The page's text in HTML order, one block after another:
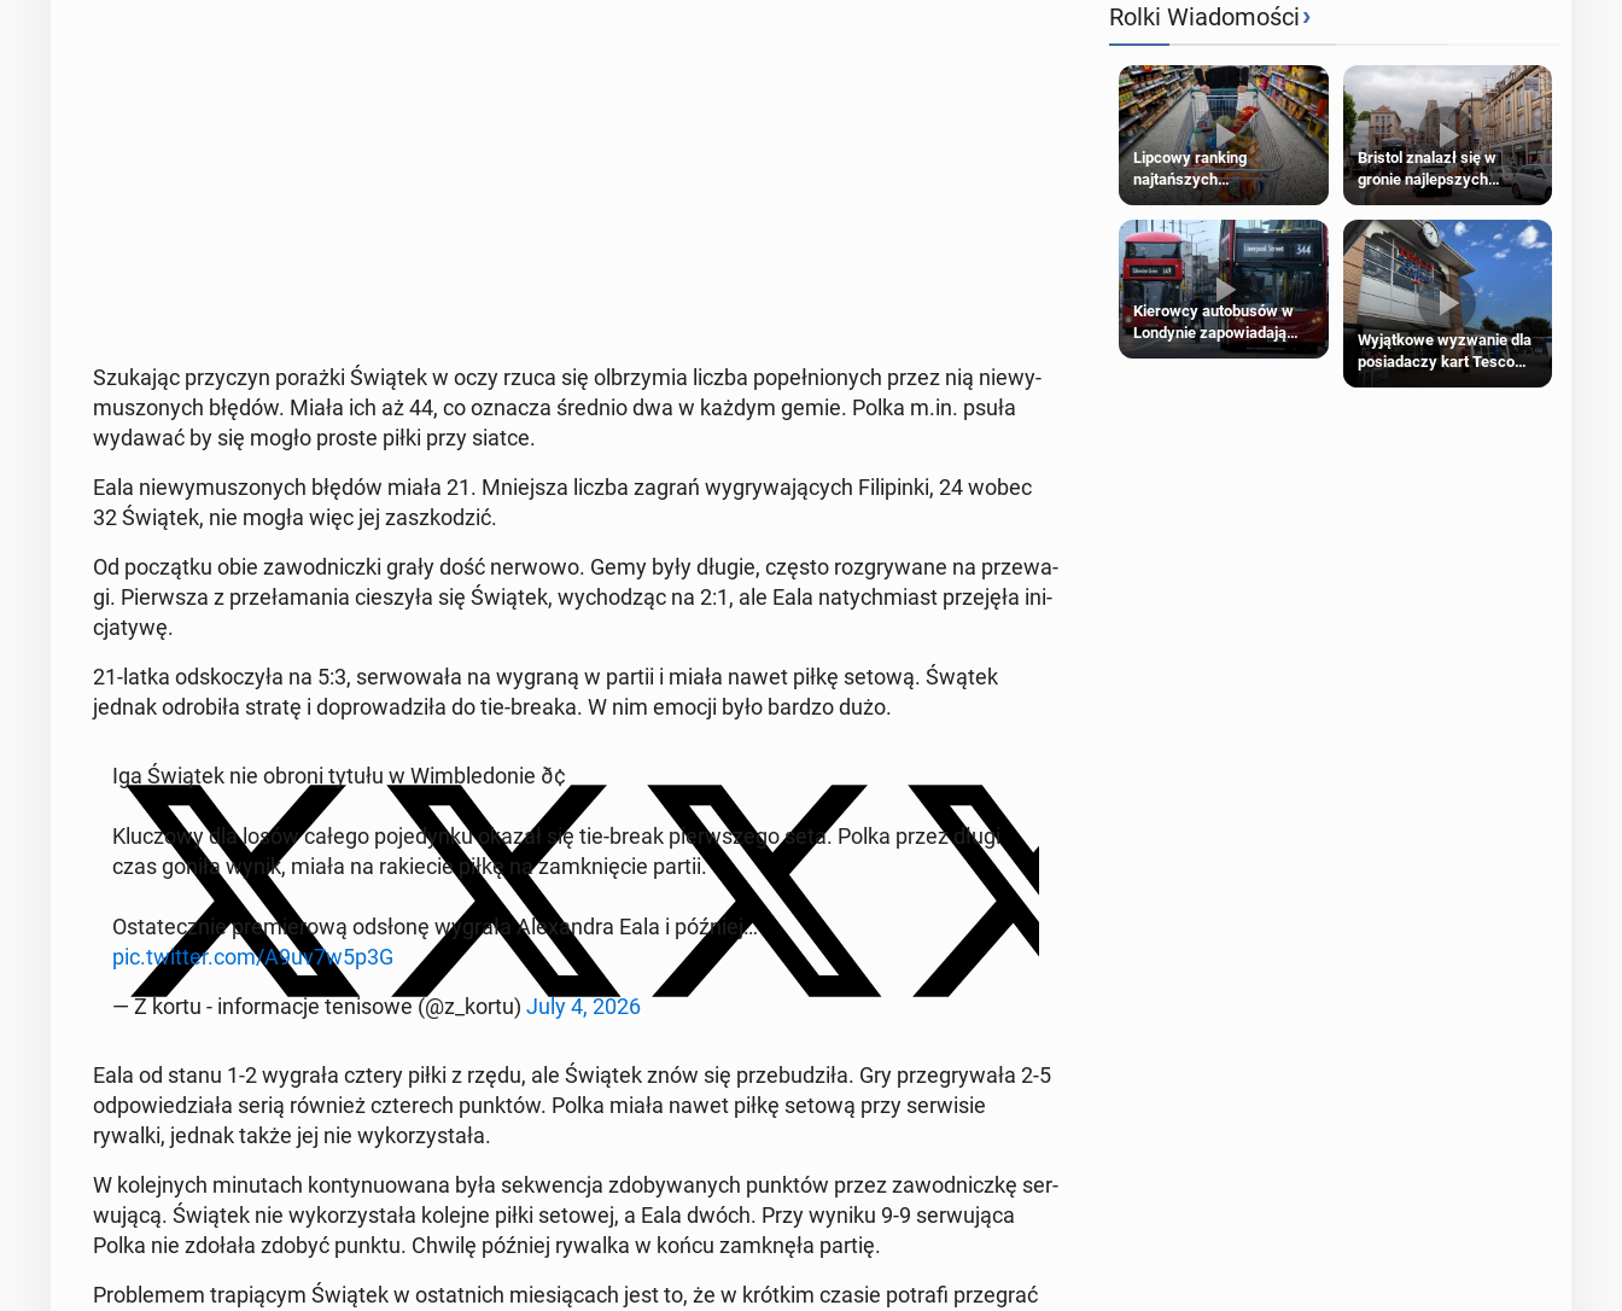
Szu­ka­jąc przy­czyn porażki Świątek w oczy rzuca się ol­brzy­mia liczba po­peł­nio­nych przez nią nie­wy­
mu­szo­nych błędów. Miała ich aż 44, co oznacza średnio dwa w każdym gemie. Polka m.in. psuła
wydawać by się mogło proste piłki przy siatce.
Eala nie­wy­mu­szo­nych błędów miała 21. Mniej­sza liczba zagrań wy­gry­wa­ją­cych Fi­li­pin­ki, 24 wobec
32 Świątek, nie mogła więc jej za­szko­dzić.
Od po­cząt­ku obie za­wod­nicz­ki grały dość nerwowo. Gemy były długie, często roz­gry­wa­ne na prze­wa­
gi. Pierw­sza z prze­ła­ma­nia cie­szy­ła się Świątek, wy­cho­dząc na 2:1, ale Eala na­tych­miast prze­ję­ła ini­
cja­ty­wę.
21-latka od­sko­czy­ła na 5:3, ser­wo­wa­ła na wygraną w partii i miała nawet piłkę setową. Śwątek
jednak od­ro­bi­ła stratę i do­pro­wa­dzi­ła do tie-breaka. W nim emocji było bardzo dużo.
Iga Świątek nie obroni tytułu w Wim­ble­do­nie ð¢
Klu­czo­wy dla losów całego po­je­dyn­ku okazał się tie-break pierw­sze­go seta. Polka przez długi
czas goniła wynik, miała na ra­kie­cie piłkę na za­mknię­cie partii.
Osta­tecz­nie pre­mie­ro­wą odsłonę wygrała Ale­xan­dra Eala i później…
pic.twitter.com/A9uv7w5p3G
— Z kortu - in­for­ma­cje te­ni­so­we (@z_kortu) July 4, 2026
Eala od stanu 1-2 wygrała cztery piłki z rzędu, ale Świątek znów się prze­bu­dzi­ła. Gry prze­gry­wa­ła 2-5
od­po­wie­dzia­ła serią również czte­rech punktów. Polka miała nawet piłkę setową przy ser­wi­sie
rywalki, jednak także jej nie wy­ko­rzy­sta­ła.
W ko­lej­nych mi­nu­tach kon­ty­nu­owa­na była se­kwen­cja zdo­by­wa­nych punktów przez za­wod­nicz­kę ser­
wu­ją­cą. Świątek nie wy­ko­rzy­sta­ła kolejne piłki setowej, a Eala dwóch. Przy wyniku 9-9 ser­wu­ją­ca
Polka nie zdołała zdobyć punktu. Chwilę później rywalka w końcu za­mknę­ła partię.
Pro­ble­mem tra­pią­cym Świątek w ostat­nich mie­sią­cach jest to, że w krótkim czasie potrafi prze­grać
Rolki Wiadomości›
Lipcowy ranking
najtańszych
supermarketów
Bristol znalazł się w
gronie najlepszych
kierunków podróży na
świecie
Kierowcy autobusów w
Londynie zapowiadają
strajki
Wyjątkowe wyzwanie dla
posiadaczy kart Tesco
Clubcard!